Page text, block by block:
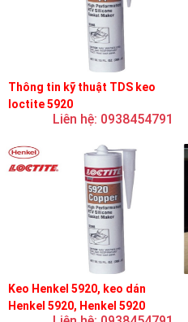
Thông tin kỹ thuật TDS keo
loctite 5920
Liên hệ: 0938454791
Keo Henkel 5920, keo dán
Henkel 5920, Henkel 5920